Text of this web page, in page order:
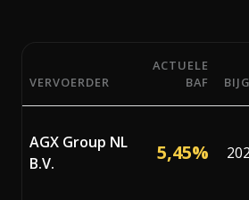
Actuele BAF-percentages
VERVOERDER
ACTUELE
BAF
AGX Group NL
B.V.
5,45%